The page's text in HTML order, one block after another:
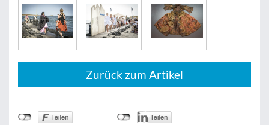
Zurück zum Artikel